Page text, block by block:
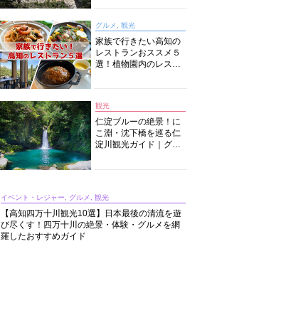
グルメ, 観光
家族で行きたい高知の
レストランおススメ５
選！植物園内のレスト
観光
仁淀ブルーの絶景！に
こ淵・沈下橋を巡る仁
淀川観光ガイド｜グル
イベント・レジャー, グルメ, 観光
【高知四万十川観光10選】日本最後の清流を遊
び尽くす！四万十川の絶景・体験・グルメを網
羅したおすすめガイド